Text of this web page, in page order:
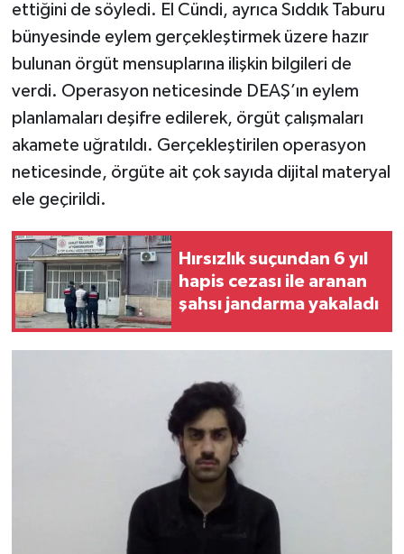
ettiğini de söyledi. El Cündi, ayrıca Sıddık Taburu
bünyesinde eylem gerçekleştirmek üzere hazır
bulunan örgüt mensuplarına ilişkin bilgileri de
verdi. Operasyon neticesinde DEAŞ’ın eylem
planlamaları deşifre edilerek, örgüt çalışmaları
akamete uğratıldı. Gerçekleştirilen operasyon
neticesinde, örgüte ait çok sayıda dijital materyal
ele geçirildi.
Hırsızlık suçundan 6 yıl
hapis cezası ile aranan
şahsı jandarma yakaladı